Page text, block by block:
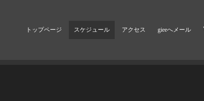
トップページ スケジュール アクセス gieeへメール